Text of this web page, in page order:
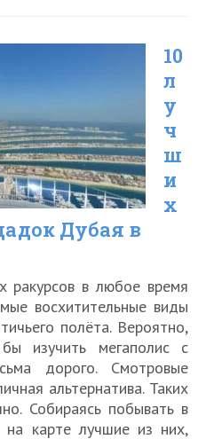
—
дворец
для
роскошного
10
л
у
ч
ш
и
х
Дубая в
ракурсов в любое время
восхитительные виды
полёта. Вероятно,
изучить мегаполис с
дорого. Смотровые
альтернатива. Таких
Собираясь побывать в
на карте лучшие из них,